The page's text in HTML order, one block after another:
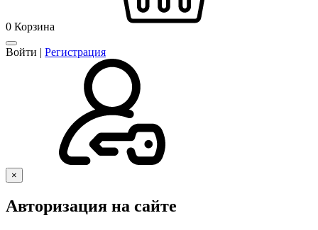
0 Корзина
Войти | Регистрация
×
Авторизация на сайте